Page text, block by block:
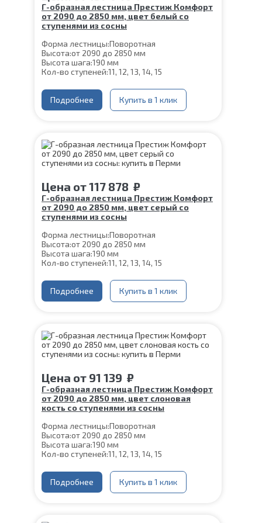
Г-образная лестница Престиж Комфорт
от 2090 до 2850 мм, цвет белый со
ступенями из сосны
Форма лестницы:Поворотная
Высота:от 2090 до 2850 мм
Высота шага:190 мм
Кол-во ступеней:11, 12, 13, 14, 15
Глубина ступени:
300 мм
Ширина марша:
900 мм
Материал каркаса:Сталь
Угол наклона: 39°
Срок гарантии (на металлокаркас):
Подробнее Купить в 1 клик
Цена от117 878 ₽
Г-образная лестница Престиж Комфорт
от 2090 до 2850 мм, цвет серый со
ступенями из сосны
Форма лестницы:Поворотная
Высота:от 2090 до 2850 мм
Высота шага:190 мм
Кол-во ступеней:11, 12, 13, 14, 15
Глубина ступени:
300 мм
Ширина марша:
900 мм
Материал каркаса:Сталь
Угол наклона: 39°
Срок гарантии (на металлокаркас): 25 лет
Подробнее Купить в 1 клик
Цена от 91 139 ₽
Г-образная лестница Престиж Комфорт
от 2090 до 2850 мм, цвет слоновая
кость со ступенями из сосны
Форма лестницы:Поворотная
Высота:от 2090 до 2850 мм
Высота шага:190 мм
Кол-во ступеней:11, 12, 13, 14, 15
Глубина ступени:
300 мм
Ширина марша:
900 мм
Материал каркаса:Сталь
Подробнее Купить в 1 клик